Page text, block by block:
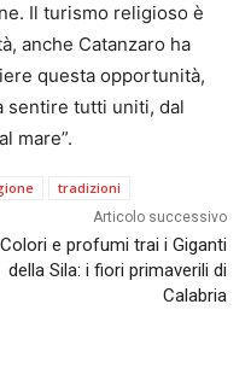
Il turismo religioso è
anche Catanzaro ha
questa opportunità,
sentire tutti uniti, dal
mare”.
tradizioni
Articolo successivo
Colori e profumi trai i Giganti
della Sila: i fiori primaverili di
Calabria